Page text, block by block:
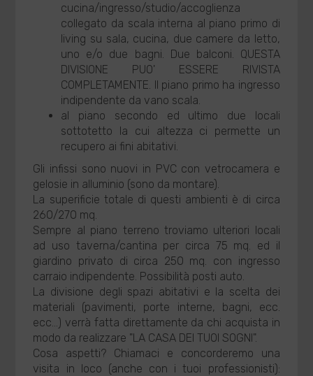
cucina/ingresso/studio/accoglienza
collegato da scala interna al piano primo di
living su sala, cucina, due camere da letto,
uno e/o due bagni. Due balconi. QUESTA
DIVISIONE PUO' ESSERE RIVISTA
COMPLETAMENTE. Il piano primo ha ingresso
indipendente da vano scala.
al piano secondo ed ultimo due locali
sottotetto la cui altezza ci permette un
recupero ai fini abitativi.
Gli infissi sono nuovi in PVC con vetrocamera e
gelosie in alluminio (sono da montare).
La superificie totale di questi ambienti è di circa
260/270 mq.
Sempre al piano terreno troviamo ulteriori locali
ad uso taverna/cantina per circa 75 mq. ed il
giardino privato di circa 250 mq. con ingresso
carraio indipendente. Possibilità posti auto.
La divisione degli spazi abitativi e la scelta dei
materiali (pavimenti, porte interne, bagni, ecc.
ecc...) verrà fatta direttamente da chi acquista in
modo da realizzare "LA CASA DEI TUOI SOGNI".
Cosa aspetti? Chiamaci e concorderemo una
visita in loco (anche con i tuoi professionisti):